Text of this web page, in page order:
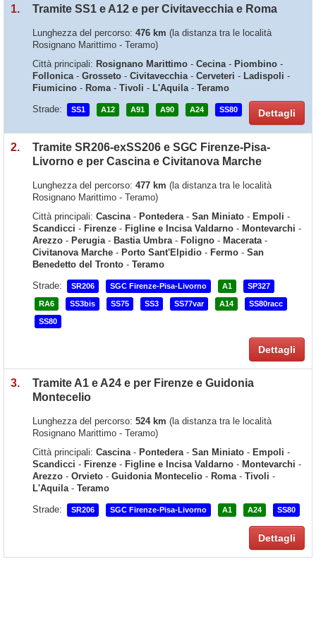
1. Tramite SS1 e A12 e per Civitavecchia e Roma
Lunghezza del percorso: 476 km (la distanza tra le località
Rosignano Marittimo - Teramo)
Città principali: Rosignano Marittimo - Cecina- Piombino -
Follonica- Grosseto - Civitavecchia- Cerveteri - Ladispoli -
Fiumicino - Roma- Tivoli - L'Aquila- Teramo
Strade:
SS1 A12 A91 A90 A24 SS80 Dettagli
2.
Tramite SR206-exSS206 e SGC Firenze-Pisa-
Livorno e per Cascina e Civitanova Marche
Lunghezza del percorso: 477 km (la distanza tra le località
Rosignano Marittimo - Teramo)
Città principali: Cascina- Pontedera- San Miniato - Empoli -
Scandicci - Firenze - Figline e Incisa Valdarno - Montevarchi -
Arezzo - Perugia- Bastia Umbra- Foligno - Macerata-
Civitanova Marche - Porto Sant'Elpidio - Fermo - San
Benedetto del Tronto - Teramo
Strade:
SR206 SGC Firenze-Pisa-Livorno A1 SP327
RA6 SS3bis SS75 SS3 SS77var A14 SS80racc
SS80
Dettagli
3.
Tramite A1 e A24 e per Firenze e Guidonia
Montecelio
Lunghezza del percorso: 524 km (la distanza tra le località
Rosignano Marittimo - Teramo)
Città principali: Cascina- Pontedera- San Miniato - Empoli -
Scandicci - Firenze - Figline e Incisa Valdarno - Montevarchi -
Arezzo - Orvieto - Guidonia Montecelio - Roma- Tivoli -
L'Aquila- Teramo
Strade:
SR206 SGC Firenze-Pisa-Livorno A1 A24 SS80
Dettagli